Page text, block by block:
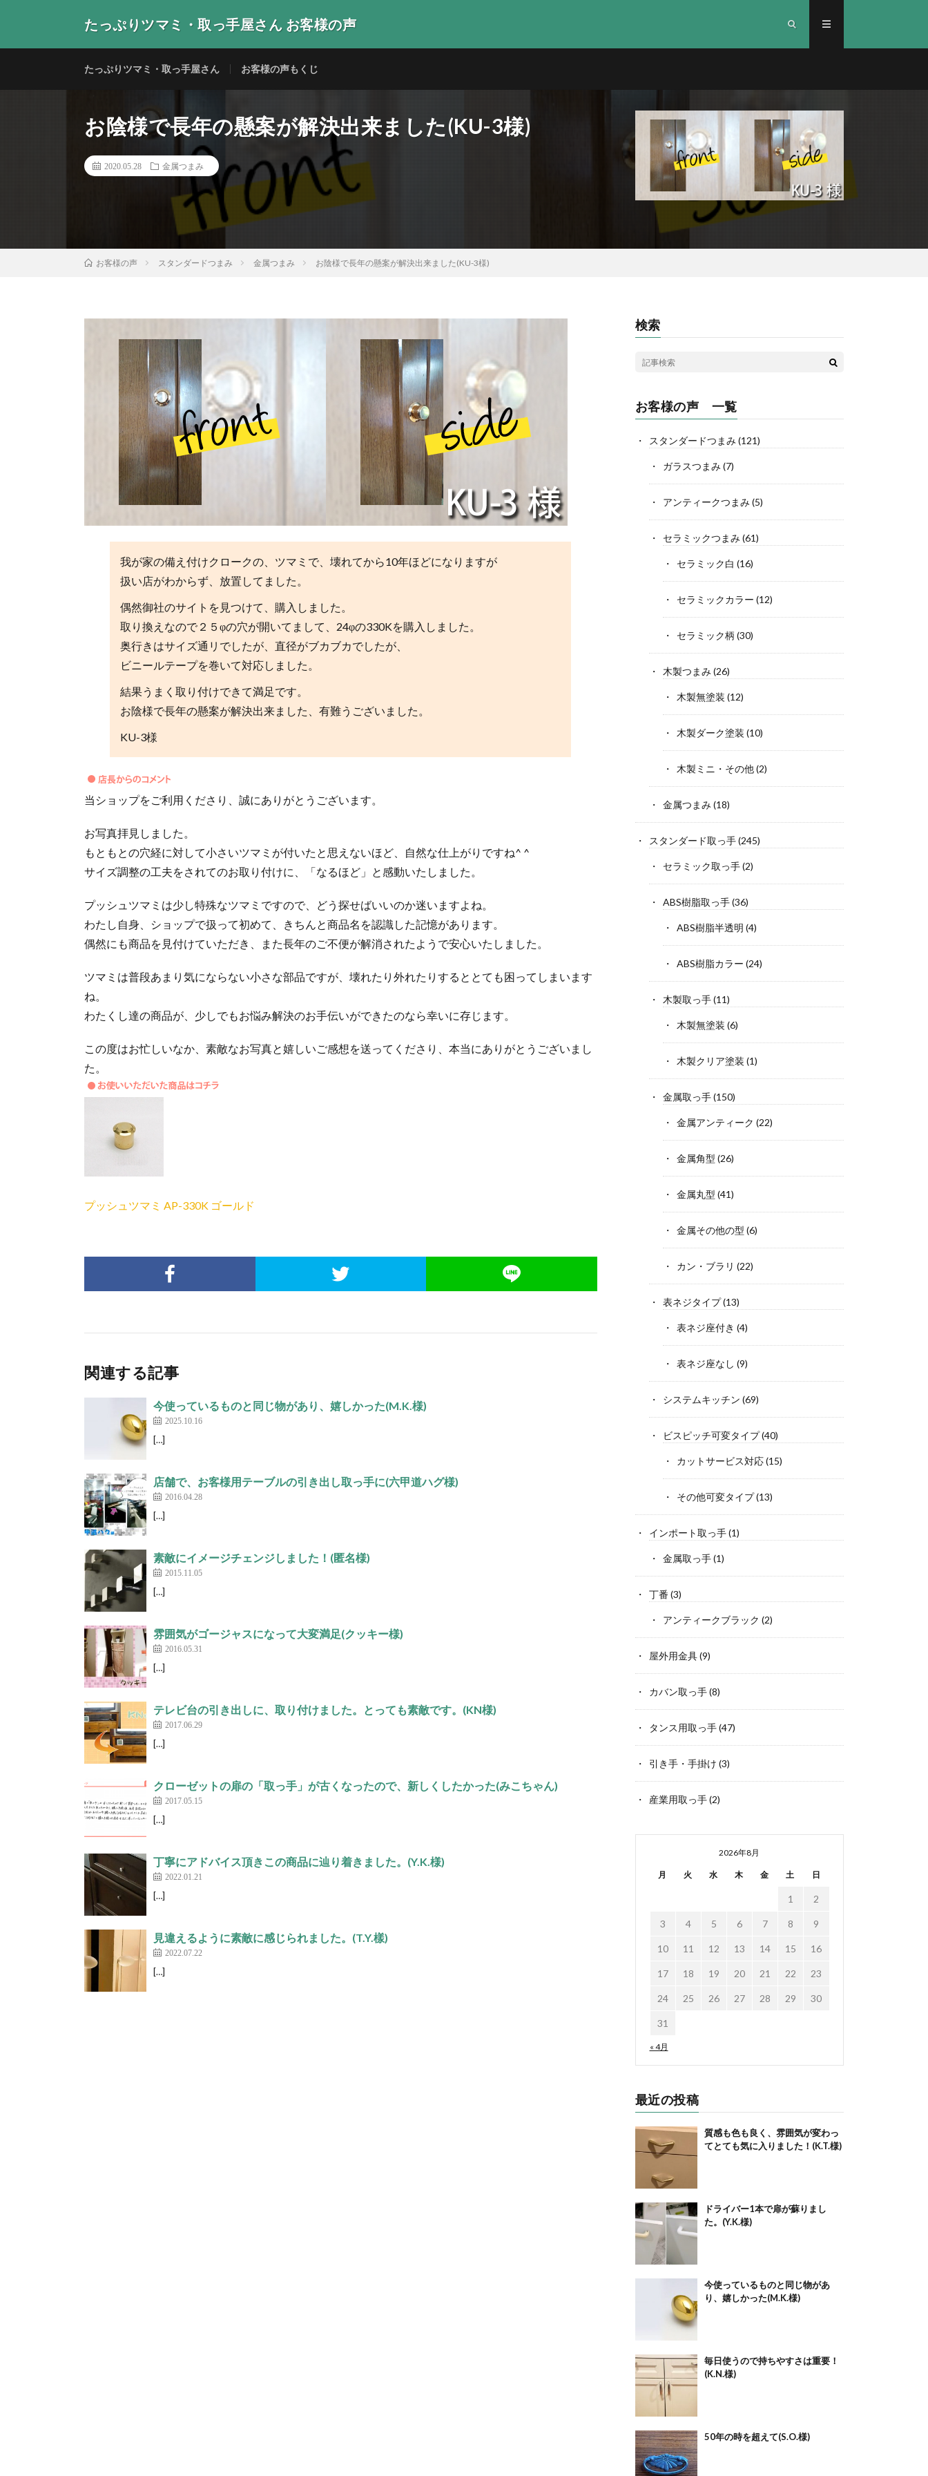
たっぷりツマミ・取っ手屋さん お客様の声
たっぷりツマミ・取っ手屋さん お客様の声もくじ
お陰様で長年の懸案が解決出来ました(KU-3様)
2020.05.28 金属つまみ
お客様の声 スタンダードつまみ 金属つまみ お陰様で長年の懸案が解決出来ました(KU-3様)
我が家の備え付けクロークの、ツマミで、壊れてから10年ほどになりますが
扱い店がわからず、放置してました。
偶然御社のサイトを見つけて、購入しました。
取り換えなので２５φの穴が開いてまして、24φの330Kを購入しました。
奥行きはサイズ通リでしたが、直径がブカブカでしたが、
ビニールテープを巻いて対応しました。
結果うまく取り付けできて満足です。
お陰様で長年の懸案が解決出来ました、有難うございました。
KU-3様
当ショップをご利用くださり、誠にありがとうございます。
お写真拝見しました。
もともとの穴経に対して小さいツマミが付いたと思えないほど、自然な仕上がりですね^ ^
サイズ調整の工夫をされてのお取り付けに、「なるほど」と感動いたしました。
プッシュツマミは少し特殊なツマミですので、どう探せばいいのか迷いますよね。
わたし自身、ショップで扱って初めて、きちんと商品名を認識した記憶があります。
偶然にも商品を見付けていただき、また長年のご不便が解消されたようで安心いたしました。
ツマミは普段あまり気にならない小さな部品ですが、壊れたり外れたりするととても困ってしまいます
ね。
わたくし達の商品が、少しでもお悩み解決のお手伝いができたのなら幸いに存じます。
この度はお忙しいなか、素敵なお写真と嬉しいご感想を送ってくださり、本当にありがとうございまし
た。
プッシュツマミ AP-330K ゴールド
関連する記事
今使っているものと同じ物があり、嬉しかった(M.K.様)
2025.10.16
[…]
店舗で、お客様用テーブルの引き出し取っ手に(六甲道ハグ様)
2016.04.28
[…]
素敵にイメージチェンジしました！(匿名様)
2015.11.05
[…]
雰囲気がゴージャスになって大変満足(クッキー様)
2016.05.31
[…]
テレビ台の引き出しに、取り付けました。とっても素敵です。(KN様)
2017.06.29
[…]
クローゼットの扉の「取っ手」が古くなったので、新しくしたかった(みこちゃん)
2017.05.15
[…]
丁寧にアドバイス頂きこの商品に辿り着きました。(Y.K.様)
2022.01.21
[…]
見違えるように素敵に感じられました。(T.Y.樣)
2022.07.22
[…]
検索
お客様の声 一覧
スタンダードつまみ (121)
ガラスつまみ (7)
アンティークつまみ (5)
セラミックつまみ (61)
セラミック白 (16)
セラミックカラー (12)
セラミック柄 (30)
木製つまみ (26)
木製無塗装 (12)
木製ダーク塗装 (10)
木製ミニ・その他(2)
金属つまみ (18)
スタンダード取っ手(245)
セラミック取っ手(2)
ABS樹脂取っ手(36)
ABS樹脂半透明 (4)
ABS樹脂カラー (24)
木製取っ手(11)
木製無塗装 (6)
木製クリア塗装 (1)
金属取っ手(150)
金属アンティーク (22)
金属角型 (26)
金属丸型 (41)
金属その他の型 (6)
カン・ブラリ (22)
表ネジタイプ(13)
表ネジ座付き (4)
表ネジ座なし (9)
システムキッチン (69)
ビスピッチ可変タイプ(40)
カットサービス対応(15)
その他可変タイプ(13)
インポート取っ手(1)
金属取っ手(1)
丁番 (3)
アンティークブラック (2)
屋外用金具(9)
カバン取っ手(8)
タンス用取っ手(47)
引き手・手掛け (3)
産業用取っ手(2)
2026年8月
月 火 水 木 金 土 日
« 4月
1 2
3 4 5 6 7 8 9
10 11 12 13 14 15 16
17 18 19 20 21 22 23
24 25 26 27 28 29 30
31
最近の投稿
質感も色も良く、雰囲気が変わっ
てとても気に入りました！(K.T.様)
ドライバー1本で扉が蘇りまし
た。(Y.K.様)
今使っているものと同じ物があ
り、嬉しかった(M.K.様)
毎日使うので持ちやすさは重要！
(K.N.様)
50年の時を超えて(S.O.様)